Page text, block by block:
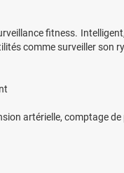
fitness.
comme surveiller son
artérielle, comptage